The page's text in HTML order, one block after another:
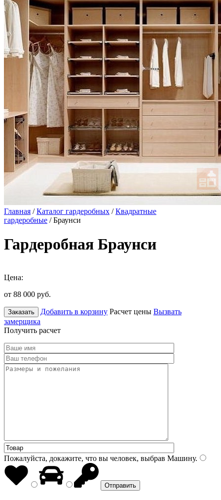
Главная /Каталог гардеробных /Квадратные
гардеробные / Браунси
Гардеробная Браунси
Цена:
от 88 000 руб.
Заказать Добавить в корзину Расчет цены Вызвать
замерщика
Получить расчет
Пожалуйста, докажите, что вы человек, выбрав Машину.